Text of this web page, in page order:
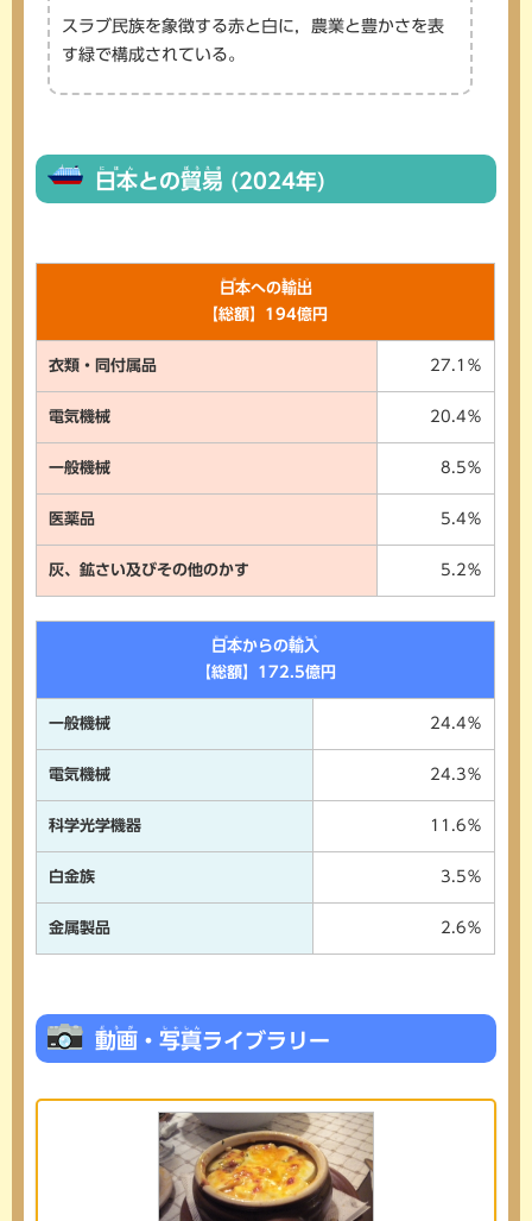
スラブ民族を象徴する赤と白に，農業と豊かさを表
す緑で構成されている。
日本
にほん
との貿易
ぼうえき
(2024年)
日本への輸出
【総額】194億円
衣類・同付属品 27.1％
電気機械 20.4％
一般機械 8.5％
医薬品 5.4％
灰、鉱さい及びその他のかす 5.2％
日本からの輸入
【総額】172.5億円
一般機械 24.4％
電気機械 24.3％
科学光学機器 11.6％
白金族 3.5％
金属製品 2.6％
動画
どうが
・ 写真
しゃしん
ライブラリー